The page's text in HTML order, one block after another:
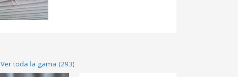
Ver toda la gama (293)